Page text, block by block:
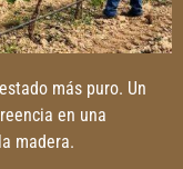
más puro. Un
en una
madera.